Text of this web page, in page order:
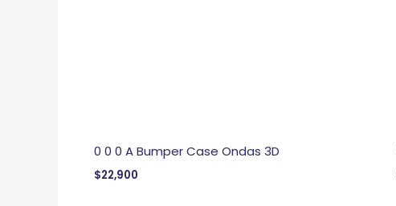
0 0 0 A Bumper Case Ondas 3D
$22,900